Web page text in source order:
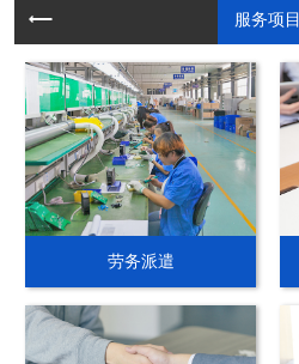
服务项目
劳务派遣